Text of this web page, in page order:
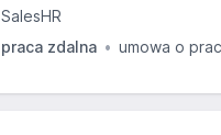
SalesHR
praca zdalna
umowa o